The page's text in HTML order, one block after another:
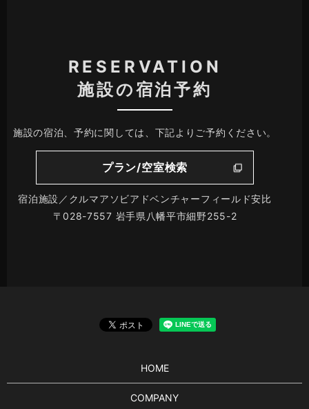
RESERVATION
施設の宿泊予約
施設の宿泊、予約に関しては、下記よりご予約ください。
プラン/空室検索
宿泊施設／クルマアソビアドベンチャーフィールド安比
〒028-7557 岩手県八幡平市細野255-2
HOME
COMPANY